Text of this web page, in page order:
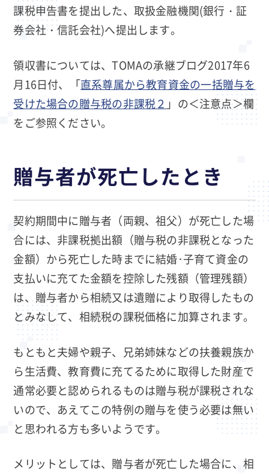
課税申告書を提出した、取扱金融機関(銀行・証
券会社・信託会社)へ提出します。
領収書については、TOMAの承継ブログ2017年6
月16日付、「直系尊属から教育資金の一括贈与を
受けた場合の贈与税の非課税２ 」の＜注意点＞欄
をご参照ください。
贈与者が死亡したとき
契約期間中に贈与者（両親、祖父）が死亡した場
合には、非課税拠出額（贈与税の非課税となった
金額）から死亡した時までに結婚･子育て資金の
支払いに充てた金額を控除した残額（管理残額）
は、贈与者から相続又は遺贈により取得したもの
とみなして、相続税の課税価格に加算されます。
もともと夫婦や親子、兄弟姉妹などの扶養親族か
ら生活費、教育費に充てるために取得した財産で
通常必要と認められるものは贈与税が課税されな
いので、あえてこの特例の贈与を使う必要は無い
と思われる方も多いようです。
メリットとしては、贈与者が死亡した場合に、相